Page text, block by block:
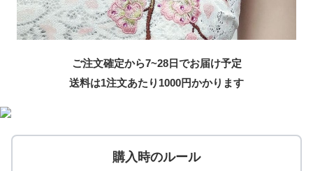
ご注文確定から7~28日でお届け予定
送料は1注文あたり 1000円かかります
購入時のルール